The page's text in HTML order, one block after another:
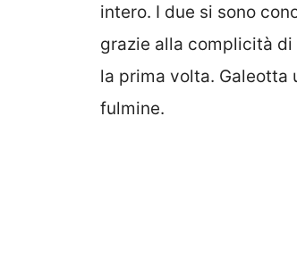
intero. I due si sono
grazie alla complicità
la prima volta. Galeotta
fulmine.